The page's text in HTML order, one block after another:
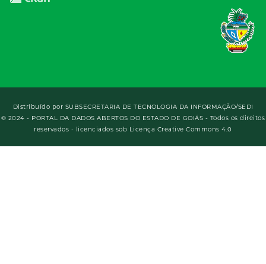
Distribuído por SUBSECRETARIA DE TECNOLOGIA DA INFORMAÇÃO/SEDI
© 2024 - PORTAL DA DADOS ABERTOS DO ESTADO DE GOIÁS - Todos os direitos
reservados - licenciados sob Licença Creative Commons 4.0